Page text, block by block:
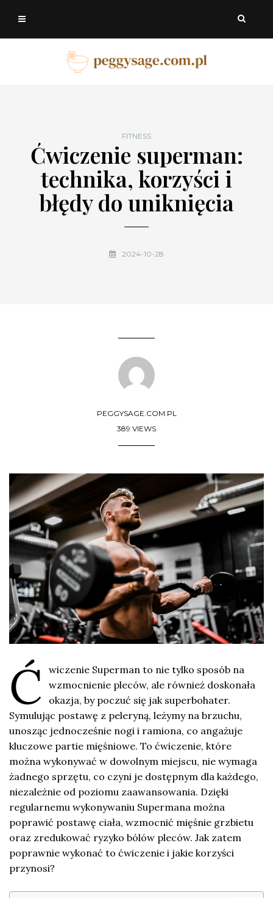
FITNESS
Ćwiczenie superman:
technika, korzyści i
błędy do uniknięcia
2024-10-28
PEGGYSAGE.COM.PL
389 VIEWS
Ć
wiczenie Superman to nie tylko sposób na
wzmocnienie pleców, ale również doskonała
okazja, by poczuć się jak superbohater.
Symulując postawę z peleryną, leżymy na brzuchu,
unosząc jednocześnie nogi i ramiona, co angażuje
kluczowe partie mięśniowe. To ćwiczenie, które
można wykonywać w dowolnym miejscu, nie wymaga
żadnego sprzętu, co czyni je dostępnym dla każdego,
niezależnie od poziomu zaawansowania. Dzięki
regularnemu wykonywaniu Supermana można
poprawić postawę ciała, wzmocnić mięśnie grzbietu
oraz zredukować ryzyko bólów pleców. Jak zatem
poprawnie wykonać to ćwiczenie i jakie korzyści
przynosi?